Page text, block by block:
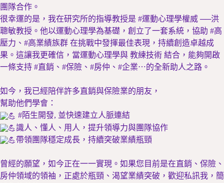
團隊合作。
很幸運的是，我在研究所的指導教授是 #運動心理學權威 ──洪
聰敏教授。他以運動心理學為基礎，創立了一套系統，協助 #高
壓力、#高業績族群 在挑戰中發揮最佳表現，持續創造卓越成
果。這讓我更確信，當運動心理學與 教練技術 結合，能夠開啟
一條支持 #直銷、#保險、#房仲、#企業⋯的全新助人之路。
如今，我已經陪伴許多直銷與保險業的朋友，
幫助他們學會：
#陌生開發, 並快速建立人脈連結
識人、懂人、用人，提升領導力與團隊協作
帶領團隊穩定成長，持續突破業績瓶頸
曾經的願望，如今正在一一實現。如果您目前是在直銷、保險、
房仲領域的領袖，正處於瓶頸、渴望業績突破，歡迎私訊我，簡